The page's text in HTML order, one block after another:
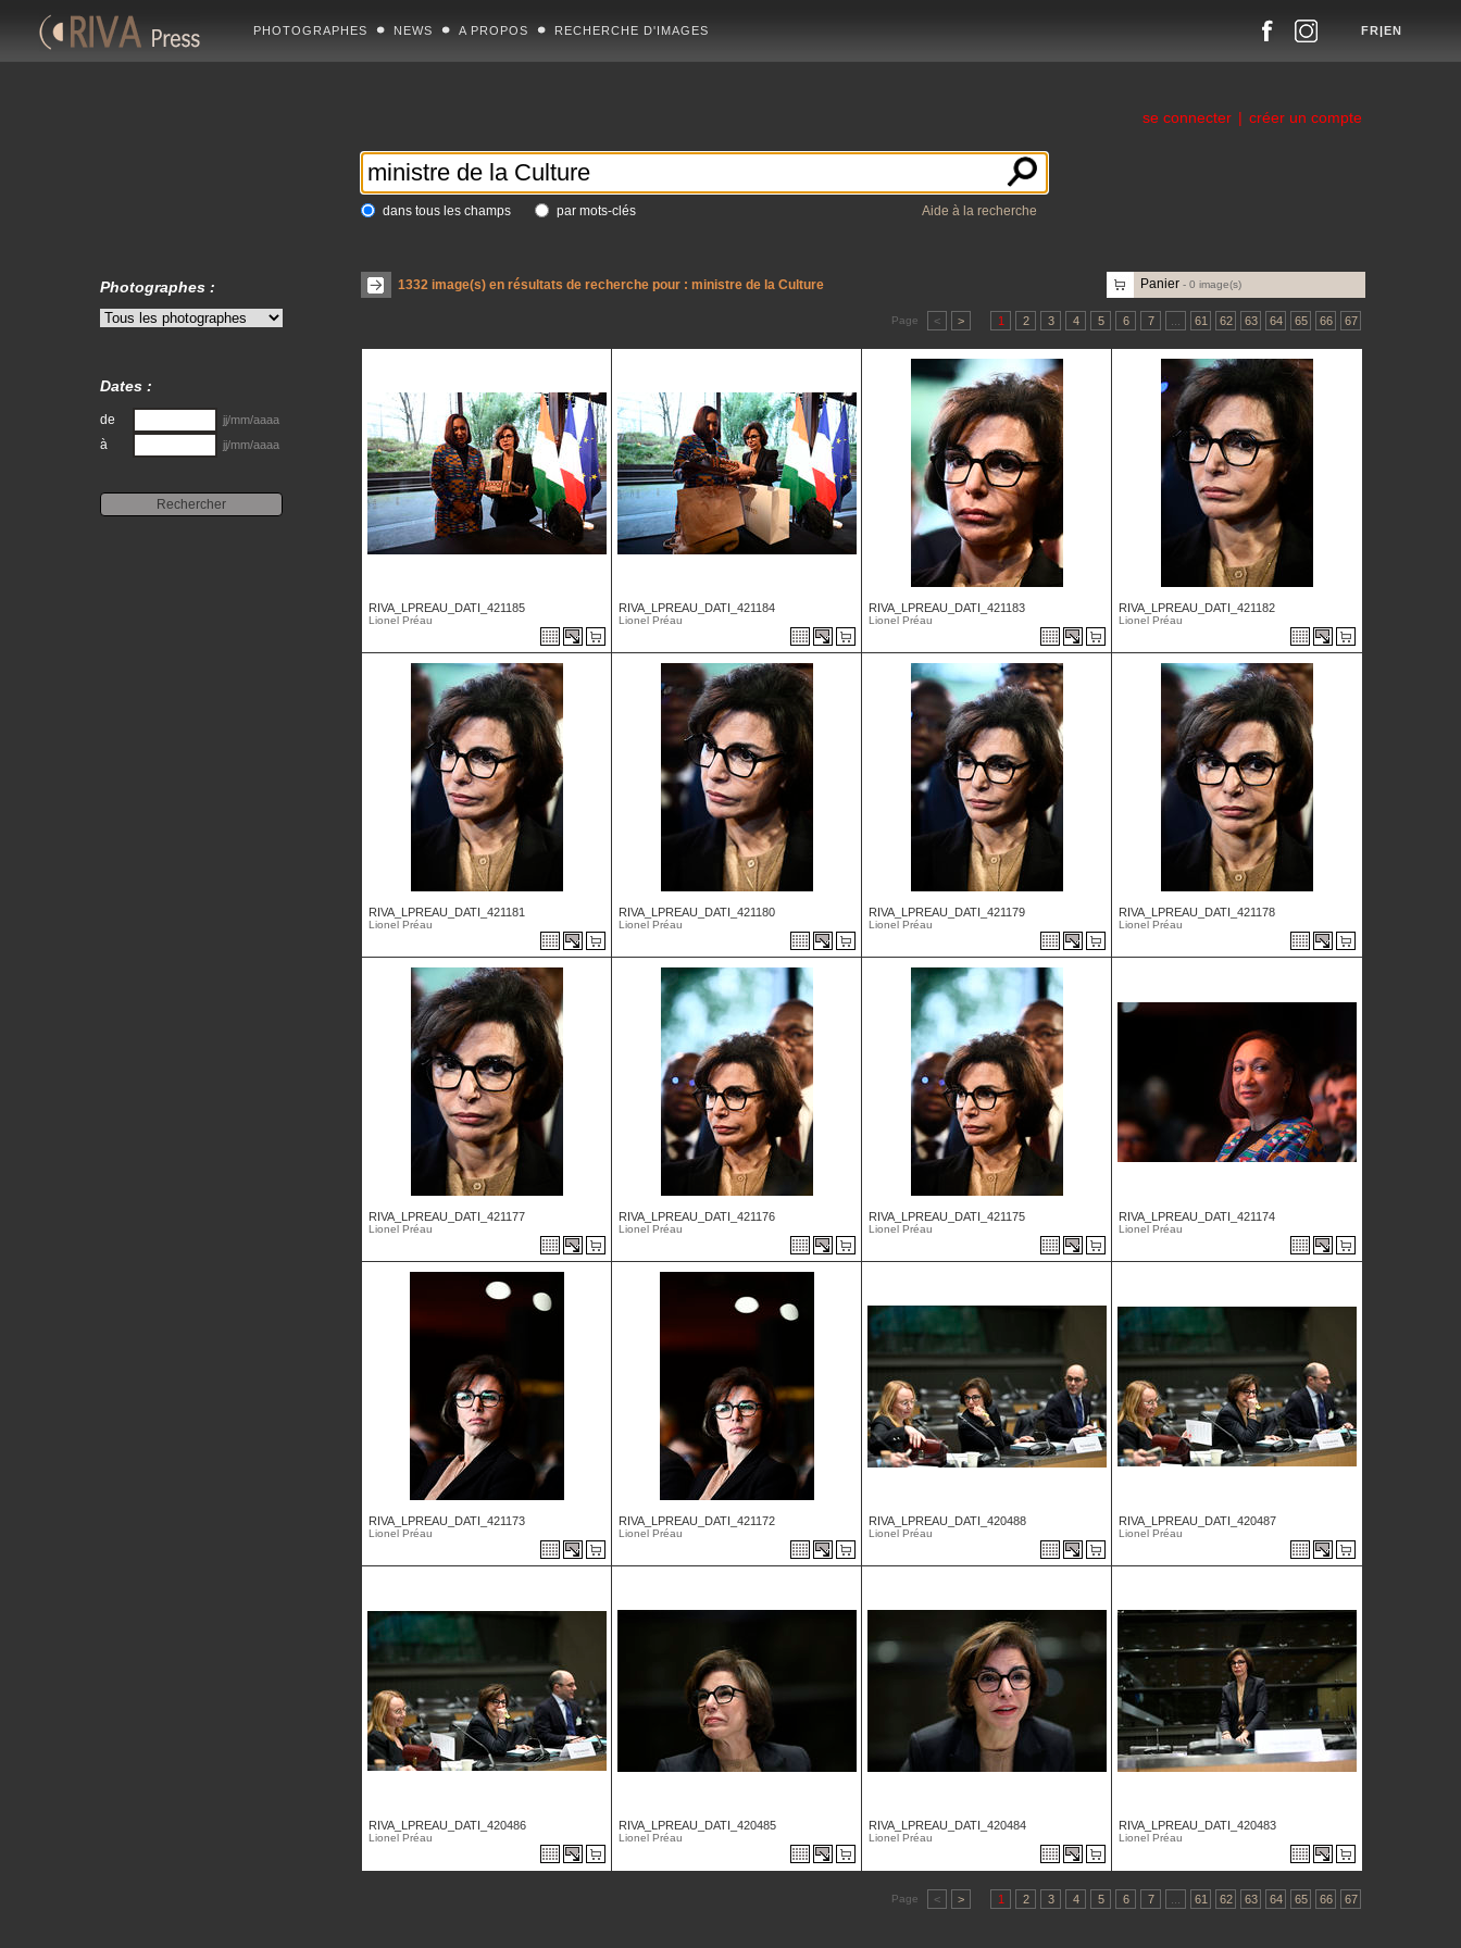
PHOTOGRAPHES NEWS A PROPOS RECHERCHE D'IMAGES FR|EN
se connecter | créer un compte
dans tous les champs par mots-clés Aide à la recherche
1332 image(s) en résultats de recherche pour : ministre de la Culture Panier - 0 image(s)
Page < > 1 2 3 4 5 6 7 61 62 63 64 65 66 67
RIVA_LPREAU_DATI_421185
Lionel Préau
RIVA_LPREAU_DATI_421184
Lionel Préau
RIVA_LPREAU_DATI_421183
Lionel Préau
RIVA_LPREAU_DATI_421182
Lionel Préau
RIVA_LPREAU_DATI_421181
Lionel Préau
RIVA_LPREAU_DATI_421180
Lionel Préau
RIVA_LPREAU_DATI_421179
Lionel Préau
RIVA_LPREAU_DATI_421178
Lionel Préau
RIVA_LPREAU_DATI_421177
Lionel Préau
RIVA_LPREAU_DATI_421176
Lionel Préau
RIVA_LPREAU_DATI_421175
Lionel Préau
RIVA_LPREAU_DATI_421174
Lionel Préau
RIVA_LPREAU_DATI_421173
Lionel Préau
RIVA_LPREAU_DATI_421172
Lionel Préau
RIVA_LPREAU_DATI_420488
Lionel Préau
RIVA_LPREAU_DATI_420487
Lionel Préau
RIVA_LPREAU_DATI_420486
Lionel Préau
RIVA_LPREAU_DATI_420485
Lionel Préau
RIVA_LPREAU_DATI_420484
Lionel Préau
RIVA_LPREAU_DATI_420483
Lionel Préau
Page < > 1 2 3 4 5 6 7 61 62 63 64 65 66 67
Photographes :
Dates :
de jj/mm/aaaa
à jj/mm/aaaa